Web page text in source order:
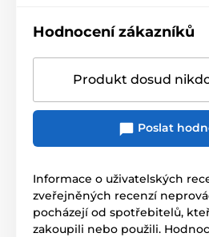
Hodnocení zákazníků
Produkt dosud
Poslat
Informace o uživatelských
zveřejněných recenzí
pocházejí od spotřebitelů,
zakoupili nebo použili.